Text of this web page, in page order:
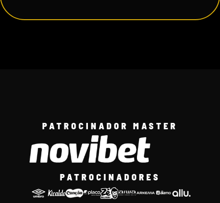
PATROCINADOR MASTER
PATROCINADORES